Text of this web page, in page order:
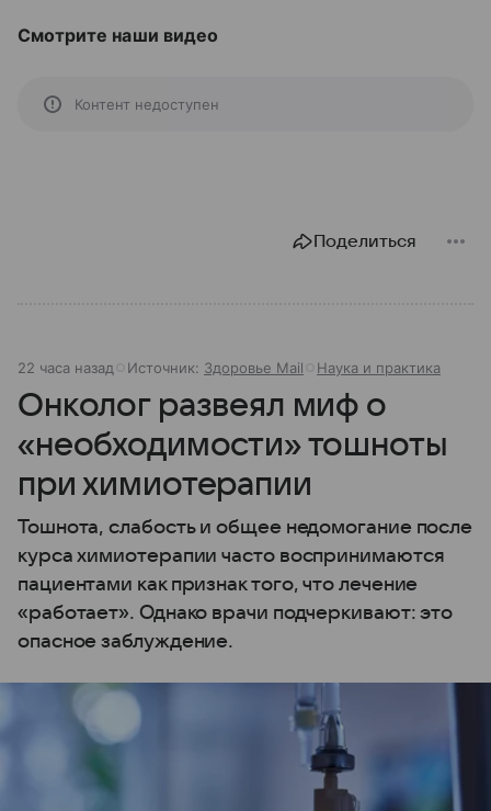
Смотрите наши видео
Контент недоступен
Поделиться
22 часа назад Источник: Здоровье Mail Наука и практика
Онколог развеял миф о
«необходимости» тошноты
при химиотерапии
Тошнота, слабость и общее недомогание после
курса химиотерапии часто воспринимаются
пациентами как признак того, что лечение
«работает». Однако врачи подчеркивают: это
опасное заблуждение.